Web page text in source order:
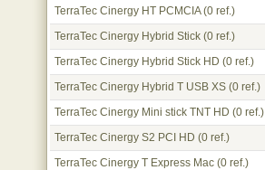
TerraTec Cinergy HT PCMCIA(0 ref.)
TerraTec Cinergy Hybrid Stick (0 ref.)
TerraTec Cinergy Hybrid Stick HD (0 ref.)
TerraTec Cinergy Hybrid T USB XS (0 ref.)
TerraTec Cinergy Mini stick TNT HD (0 ref.)
TerraTec Cinergy S2 PCI HD (0 ref.)
TerraTec Cinergy T Express Mac (0 ref.)